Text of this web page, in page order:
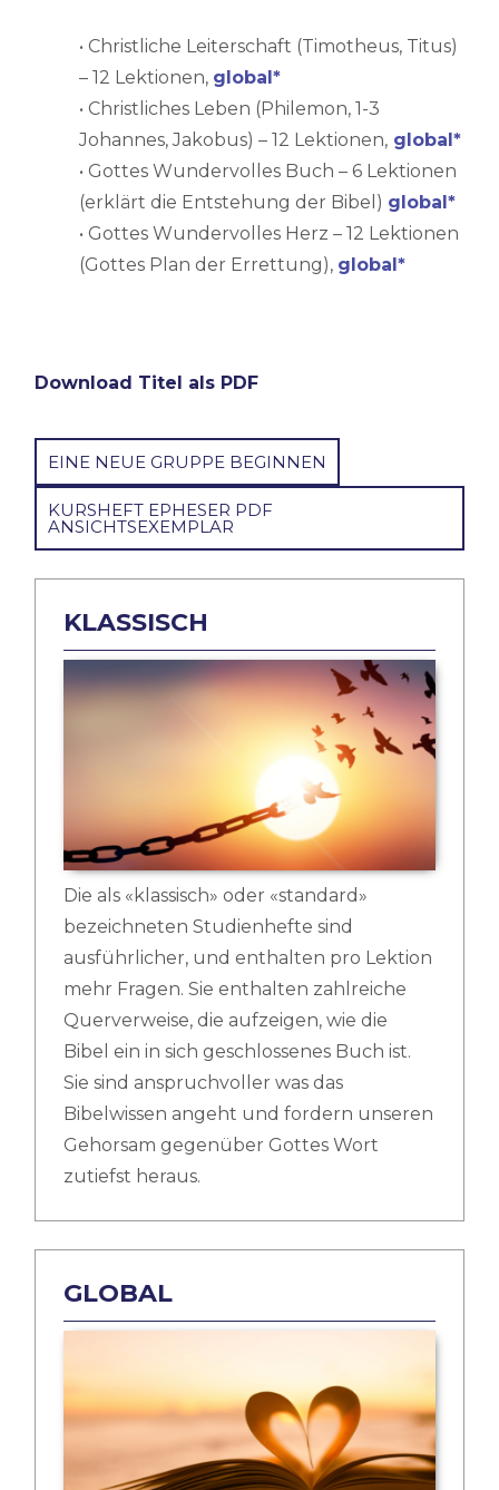
• Christliche Leiterschaft (Timotheus, Titus)
– 12 Lektionen, global*
• Christliches Leben (Philemon, 1-3
Johannes, Jakobus) – 12 Lektionen, global*
• Gottes Wundervolles Buch – 6 Lektionen
(erklärt die Entstehung der Bibel) global*
• Gottes Wundervolles Herz – 12 Lektionen
(Gottes Plan der Errettung), global*
Download Titel als PDF
EINE NEUE GRUPPE BEGINNEN
KURSHEFT EPHESER PDF
ANSICHTSEXEMPLAR
KLASSISCH
Die als «klassisch» oder «standard»
bezeichneten Studienhefte sind
ausführlicher, und enthalten pro Lektion
mehr Fragen. Sie enthalten zahlreiche
Querverweise, die aufzeigen, wie die
Bibel ein in sich geschlossenes Buch ist.
Sie sind anspruchvoller was das
Bibelwissen angeht und fordern unseren
Gehorsam gegenüber Gottes Wort
zutiefst heraus.
GLOBAL